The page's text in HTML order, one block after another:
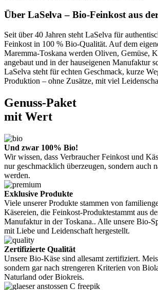
Über LaSelva – Bio-Feinkost aus
Seit über 40 Jahren steht LaSelva für
Feinkost in 100 % Bio-Qualität. Auf dem
Maremma-Toskana werden Oliven, Gemüse,
angebaut und in der hauseigenen Manufaktur
LaSelva steht für echten Geschmack, kurze
Produktion – ohne Zusätze, mit viel
Genuss-Paket
mit Wert
Und zwar 100% Bio!
Wir wissen, dass Verbraucher Feinkost und
nur geschmacklich überzeugen, sondern auch
werden.
Exklusive Produkte
Viele unserer Produkte stammen von
Käsereien, die Feinkost-Produktestammt aus
Manufaktur in der Toskana.. Alle unsere Bio-
mit Liebe und Leidenschaft hergestellt.
Zertifizierte Qualität
Unsere Bio-Käse sind allesamt zertifiziert.
sondern gar nach strengeren Kriterien von
Naturland oder Biokreis.